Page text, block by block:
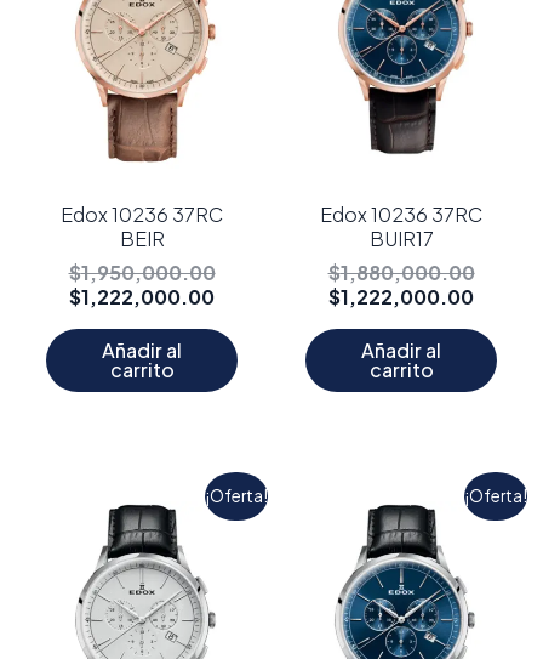
Edox 10236 37RC
BEIR
$1,950,000.00
$1,222,000.00
Añadir al
carrito
Edox 10236 37RC
BUIR17
$1,880,000.00
$1,222,000.00
Añadir al
carrito
¡Oferta!
El
precio
$1,880,000.00.
El
precio
$1,222,000.00.
¡Oferta!
El
precio
El
precio